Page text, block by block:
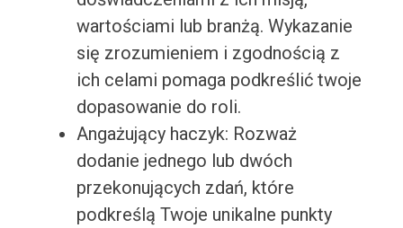
wartościami lub branżą. Wykazanie
się zrozumieniem i zgodnością z
ich celami pomaga podkreślić twoje
dopasowanie do roli.
Angażujący haczyk: Rozważ
dodanie jednego lub dwóch
przekonujących zdań, które
podkreślą Twoje unikalne punkty